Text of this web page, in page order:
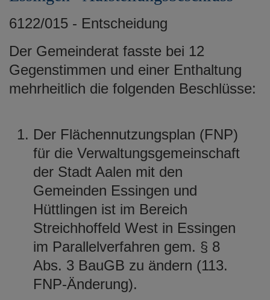
6122/015 - Entscheidung
Der Gemeinderat fasste bei 12
Gegenstimmen und einer Enthaltung
mehrheitlich die folgenden Beschlüsse:
Der Flächennutzungsplan (FNP)
für die Verwaltungsgemeinschaft
der Stadt Aalen mit den
Gemeinden Essingen und
Hüttlingen ist im Bereich
Streichhoffeld West in Essingen
im Parallelverfahren gem. § 8
Abs. 3 BauGB zu ändern (113.
FNP-Änderung).